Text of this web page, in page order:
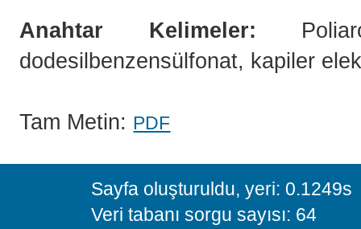
Anahtar Kelimeler:
dodesilbenzensülfonat, kapiler
Tam Metin: PDF
Sayfa oluşturuldu, yeri: 0.1249s
Veri tabanı sorgu sayısı: 64